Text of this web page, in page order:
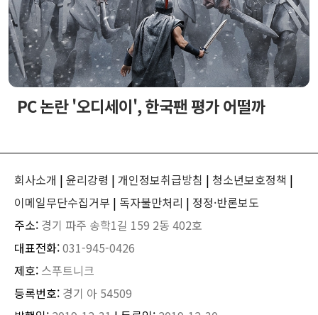
PC 논란 '오디세이', 한국팬 평가 어떨까
회사소개 | 윤리강령 | 개인정보취급방침 | 청소년보호정책 |
이메일무단수집거부 | 독자불만처리 | 정정·반론보도
주소: 경기 파주 송학1길 159 2동 402호
대표전화:031-945-0426
제호: 스푸트니크
등록번호: 경기 아 54509